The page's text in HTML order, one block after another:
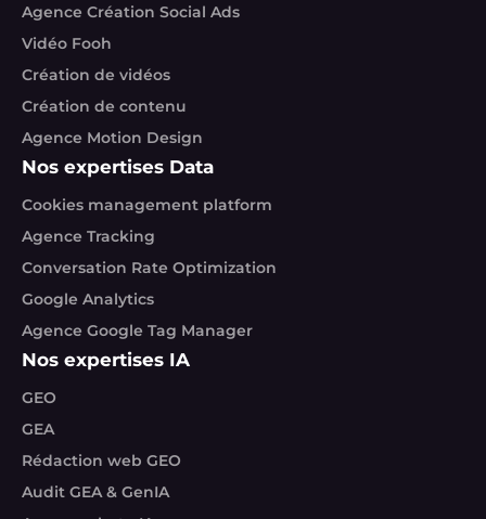
Agence Création Social Ads
Vidéo Fooh
Création de vidéos
Création de contenu
Agence Motion Design
Nos expertises Data
Cookies management platform
Agence Tracking
Conversation Rate Optimization
Google Analytics
Agence Google Tag Manager
Nos expertises IA
GEO
GEA
Rédaction web GEO
Audit GEA & GenIA